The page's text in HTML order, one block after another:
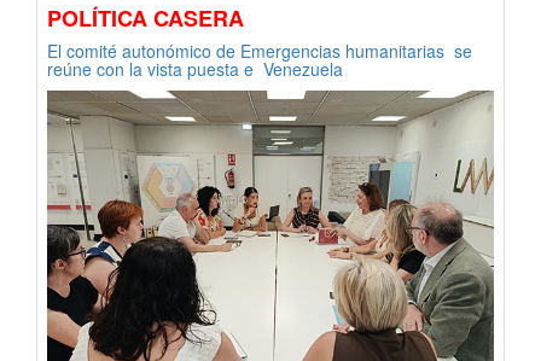
POLÍTICA CASERA
El comité autonómico de Emergencias humanitarias se
reúne con la vista puesta e Venezuela